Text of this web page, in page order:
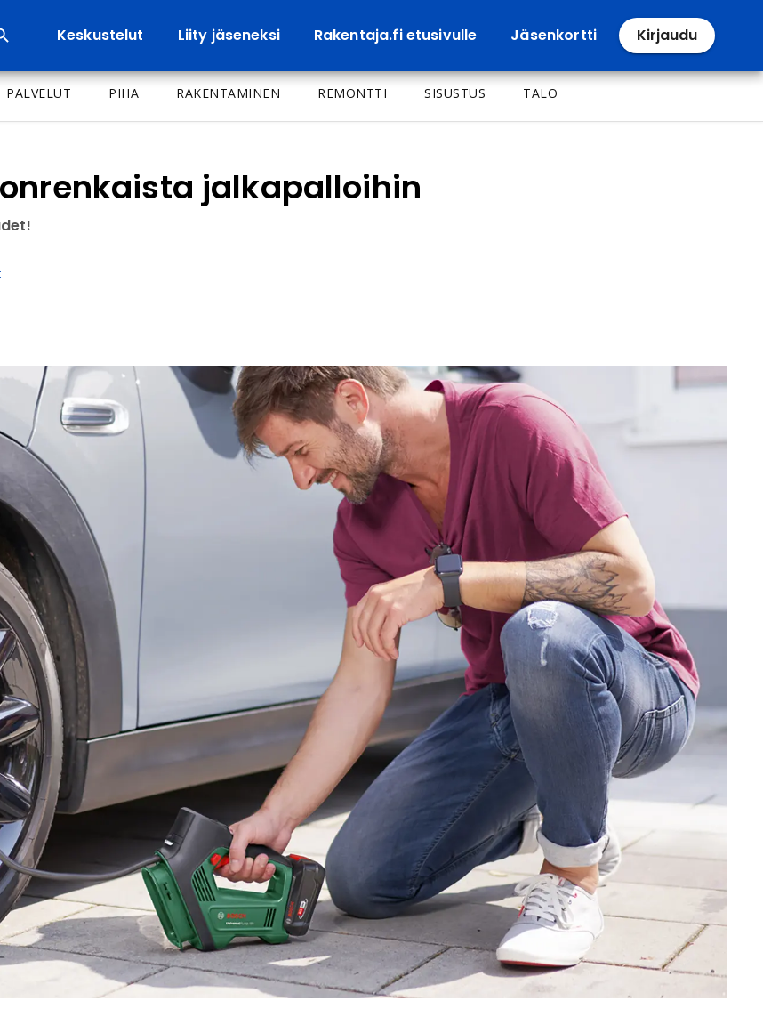
Keskustelut Liity jäseneksi Rakentaja.fi etusivulle Jäsenkortti Kirjaudu
PALVELUT PIHA RAKENTAMINEN REMONTTI SISUSTUS TALO
jalkapalloihin